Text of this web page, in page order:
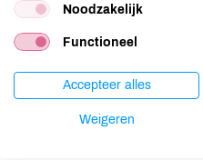
Lactose
Lupine
Noodzakelijk
Functioneel
Accepteer alles
Weigeren